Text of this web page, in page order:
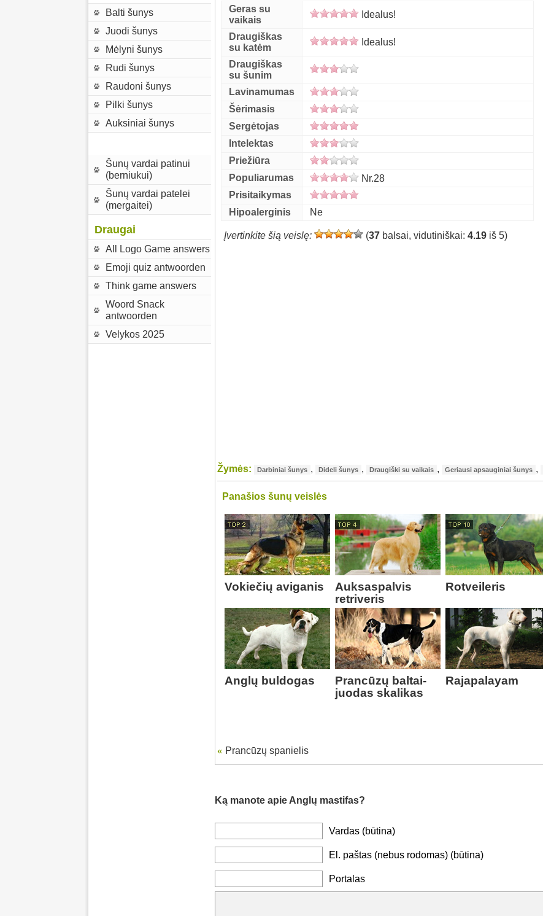
Balti šunys
Juodi šunys
Mėlyni šunys
Rudi šunys
Raudoni šunys
Pilki šunys
Auksiniai šunys
Šunų vardai patinui
(berniukui)
Šunų vardai patelei
(mergaitei)
Draugai
All Logo Game answers
Emoji quiz antwoorden
Think game answers
Woord Snack
antwoorden
Velykos 2025
Geras su
vaikais
Idealus!
Draugiškas
su katėm
Idealus!
Draugiškas
su šunim
Lavinamumas
Šėrimasis
Sergėtojas
Intelektas
Priežiūra
Populiarumas
Nr.28
Prisitaikymas
Hipoalerginis
Ne
Įvertinkite šią veislę: (37 balsai, vidutiniškai:4.19 iš 5)
Žymės: Darbiniai šunys , Dideli šunys , Draugiški su vaikais , Geriausi apsauginiai šunys ,
Panašios šunų veislės
Vokiečių aviganis
Auksaspalvis
retriveris
Rotveileris
Anglų buldogas
Prancūzų baltai-
juodas skalikas
Rajapalayam
« Prancūzų spanielis
Ką manote apie Anglų mastifas?
Vardas (būtina)
El. paštas (nebus rodomas) (būtina)
Portalas